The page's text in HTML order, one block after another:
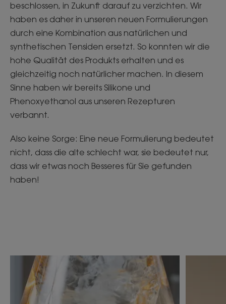
beschlossen, in Zukunft darauf zu verzichten. Wir
haben es daher in unseren neuen Formulierungen
durch eine Kombination aus natürlichen und
synthetischen Tensiden ersetzt. So konnten wir die
hohe Qualität des Produkts erhalten und es
gleichzeitig noch natürlicher machen. In diesem
Sinne haben wir bereits Silikone und
Phenoxyethanol aus unseren Rezepturen
verbannt.
Also keine Sorge: Eine neue Formulierung bedeutet
nicht, dass die alte schlecht war, sie bedeutet nur,
dass wir etwas noch Besseres für Sie gefunden
haben!